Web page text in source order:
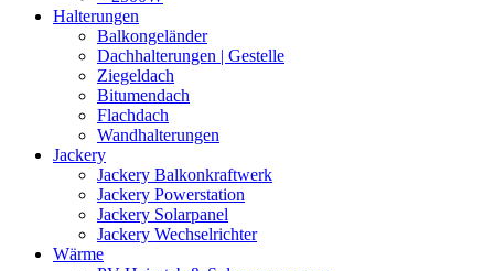
Halterungen
Balkongeländer
Dachhalterungen | Gestelle
Ziegeldach
Bitumendach
Flachdach
Wandhalterungen
Jackery
Jackery Balkonkraftwerk
Jackery Powerstation
Jackery Solarpanel
Jackery Wechselrichter
Wärme